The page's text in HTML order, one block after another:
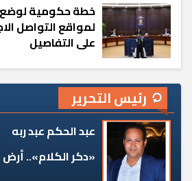
خطة حكومية
لمواقع التواصل
على التفاصيل
رئيس التحرير
عبد الحكم عبد ربه
«دكر الكلام»..